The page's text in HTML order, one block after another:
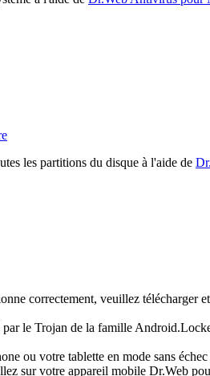
les partitions du disque à l'aide de
correctement, veuillez télécharger
le Trojan de la famille
ou votre tablette en mode sans
sur votre appareil mobile Dr.Web